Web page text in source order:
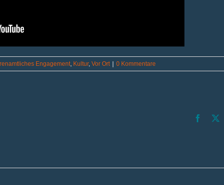
Engagement Kultur, Vor Ort | 0 Kommentare